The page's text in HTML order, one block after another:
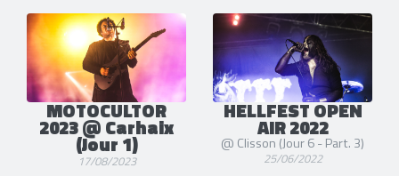
MOTOCULTOR
2023 @ Carhaix
(Jour 1)
17/08/2023
HELLFEST OPEN
AIR 2022
@ Clisson (Jour 6 - Part. 3)
25/06/2022